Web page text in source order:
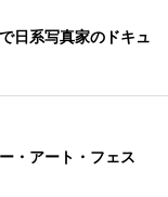
日系写真家のドキュ
・アート・フェス